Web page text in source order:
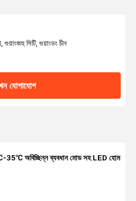
সিটি, গুয়াংডং চীন
যোগাযোগ
35℃ অবিচ্ছিন্ন ব্যবধান মোড সহ LED হোম